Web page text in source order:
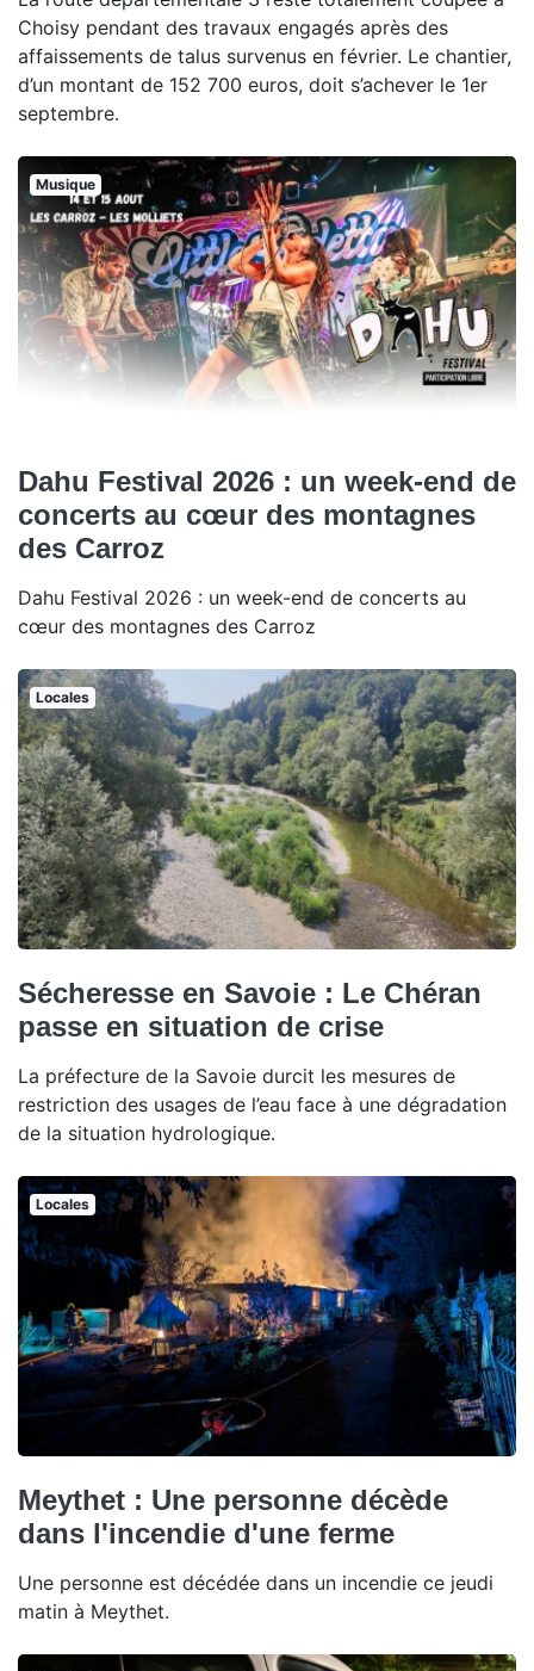
Choisy pendant des travaux engagés après des
affaissements de talus survenus en février. Le chantier,
d’un montant de 152 700 euros, doit s’achever le 1er
septembre.
Musique
Dahu Festival 2026 : un week-end de
concerts au cœur des montagnes
des Carroz
Dahu Festival 2026 : un week-end de concerts au
cœur des montagnes des Carroz
Locales
Sécheresse en Savoie : Le Chéran
passe en situation de crise
La préfecture de la Savoie durcit les mesures de
restriction des usages de l’eau face à une dégradation
de la situation hydrologique.
Locales
Meythet : Une personne décède
dans l'incendie d'une ferme
Une personne est décédée dans un incendie ce jeudi
matin à Meythet.